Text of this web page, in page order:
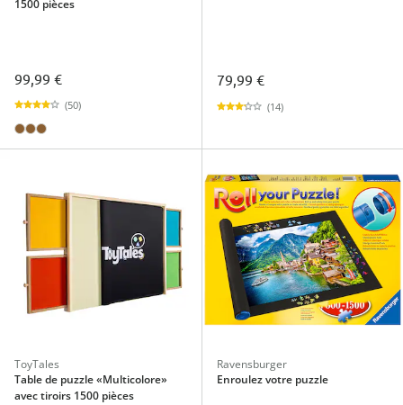
1500 pièces
99,99 €
(50)
79,99 €
(14)
ToyTales
Table de puzzle «Multicolore»
avec tiroirs 1500 pièces
Ravensburger
Enroulez votre puzzle